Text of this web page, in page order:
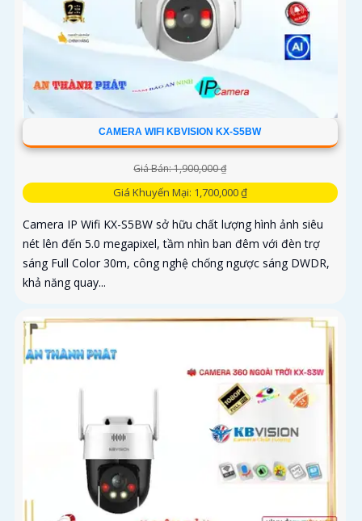
CAMERA WIFI KBVISION KX-S5BW
Giá Bán: 1,900,000 ₫
Giá Khuyến Mại: 1,700,000 ₫
Camera IP Wifi KX-S5BW sở hữu chất lượng hình ảnh siêu
nét lên đến 5.0 megapixel, tầm nhìn ban đêm với đèn trợ
sáng Full Color 30m, công nghệ chống ngược sáng DWDR,
khả năng quay...